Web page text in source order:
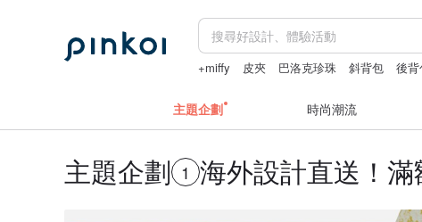
+miffy 皮夾 巴洛克珍珠 斜背包 後
主題企劃 時尚潮流
主題企劃 1 海外設計直送！